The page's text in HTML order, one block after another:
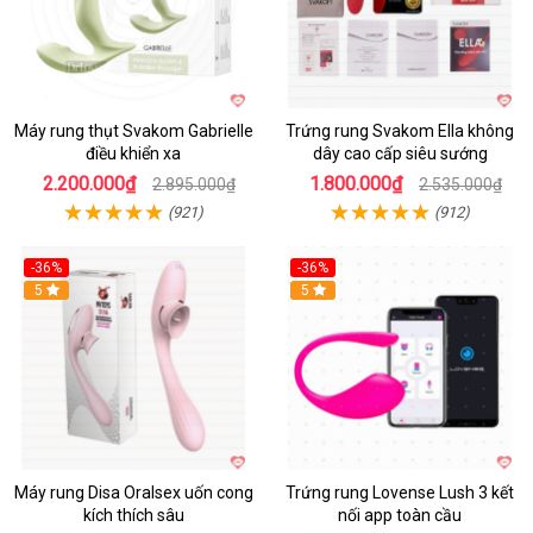
Máy rung thụt Svakom Gabrielle
điều khiển xa
2.200.000₫ 2.895.000₫
(921)
Trứng rung Svakom Ella không
dây cao cấp siêu sướng
1.800.000₫ 2.535.000₫
(912)
-36%
5
Máy rung Disa Oralsex uốn cong
kích thích sâu
-36%
Hot
5
Trứng rung Lovense Lush 3 kết
nối app toàn cầu